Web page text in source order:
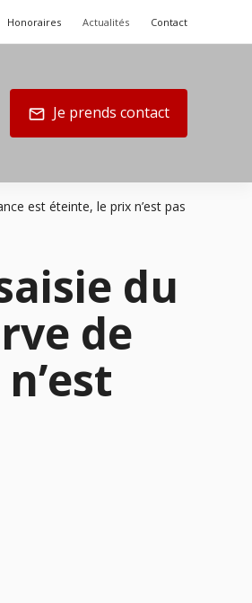
Honoraires Actualités Contact
mail Je prends contact
est éteinte, le prix n’est pas
du
de